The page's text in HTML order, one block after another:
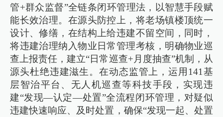
管+群众监督”全链条闭环管理法，以智慧手段赋
能长效治理。在源头防控上，将老场镇楼顶统一
设计、修缮，在结构上给违建不留空间，同时，
将违建治理纳入物业日常管理考核，明确物业巡
查上报责任，建立“日常巡查+月度抽查”机制，从
源头杜绝违建滋生。在动态监管上，运用141基
层智治平台、无人机巡查等科技手段，实现违
建“发现—认定—处置”全流程闭环管理，对疑似
违建快速响应、及时处置，确保“发现一起、处置